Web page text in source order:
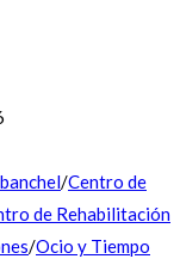
/Centro de
de Rehabilitación
/Ocio y Tiempo